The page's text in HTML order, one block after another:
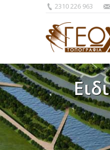
2310 226 963
You are here: